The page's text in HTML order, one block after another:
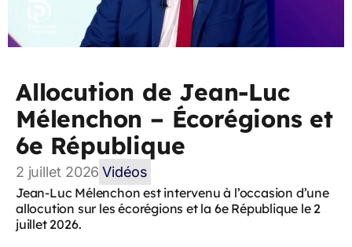
Allocution de Jean-Luc
Mélenchon – Écorégions et
6e République
2 juillet 2026 Vidéos
Jean-Luc Mélenchon est intervenu à l’occasion d’une
allocution sur les écorégions et la 6e République le 2
juillet 2026.